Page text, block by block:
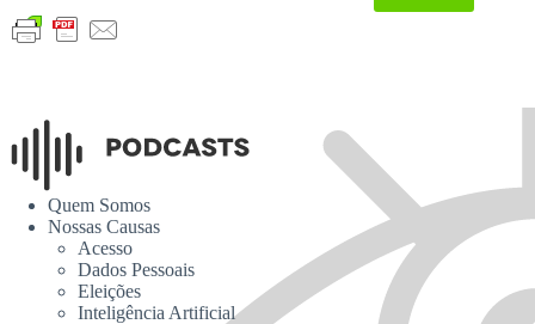
Quem Somos
Nossas Causas
Acesso
Dados Pessoais
Eleições
Inteligência Artificial